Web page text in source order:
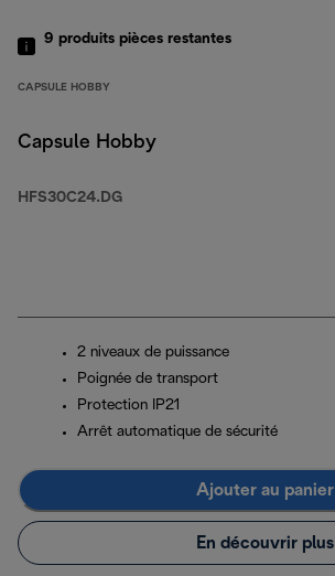
9 produits pièces restantes
CAPSULE HOBBY
Capsule Hobby
HFS30C24.DG
2 niveaux de puissance
Poignée de transport
Protection IP21
Arrêt automatique de sécurité
Ajouter au panier
En découvrir plus